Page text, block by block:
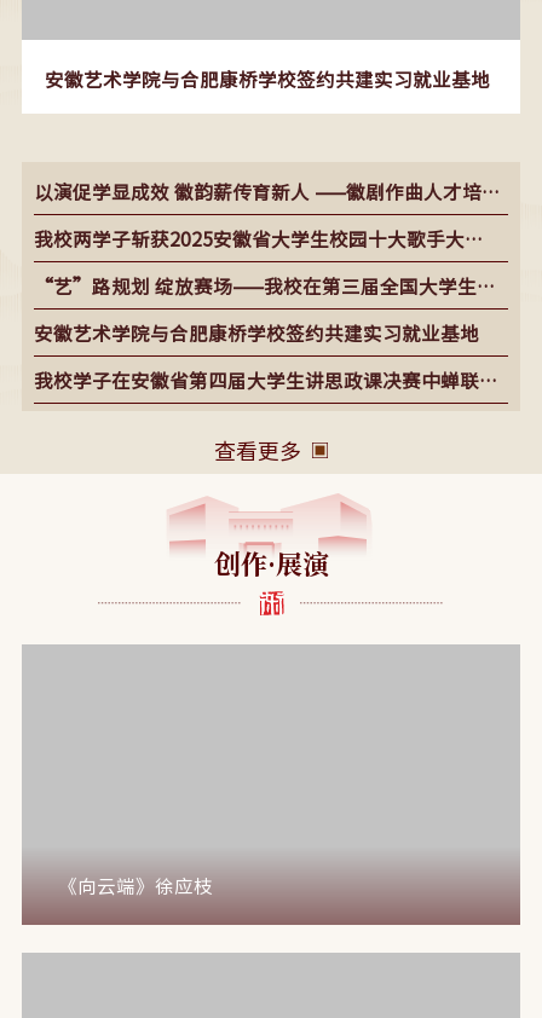
查看更多
安徽艺术学院与合肥康桥学校签约共建实习就业基地
以演促学显成效 徽韵薪传育新人 ——徽剧作曲人才培训
成果汇报（二）演出 夏献国结业作品专场演出圆满落幕
我校两学子斩获2025安徽省大学生校园十大歌手大
赛“十佳歌手”荣誉
“艺”路规划 绽放赛场——我校在第三届全国大学生职
业规划大赛（安徽赛区）省级决赛中斩获佳绩
安徽艺术学院与合肥康桥学校签约共建实习就业基地
我校学子在安徽省第四届大学生讲思政课决赛中蝉联特
创作·展演
《向云端》徐应枝